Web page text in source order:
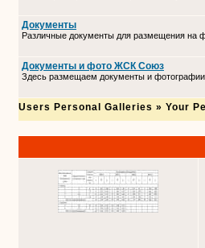
Документы
Различные документы для размещения на
Документы и фото ЖСК Союз
Здесь размещаем документы и
Users Personal Galleries » Your